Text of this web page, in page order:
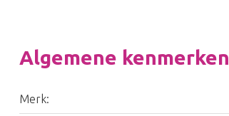
Algemene kenmerken
Merk: